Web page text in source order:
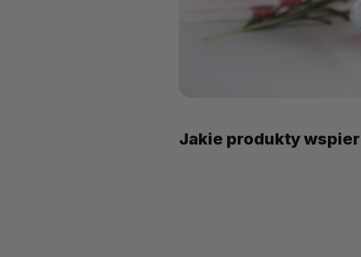
Jakie produkty